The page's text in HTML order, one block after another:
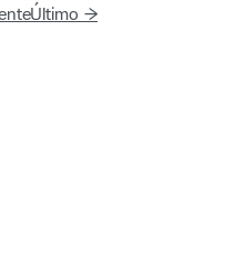
Último →